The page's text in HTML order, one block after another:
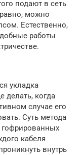
подают в сеть
можно
Естественно,
работы
укладка
когда
случае его
Суть метода
гофрированных
кабеля
внутрь